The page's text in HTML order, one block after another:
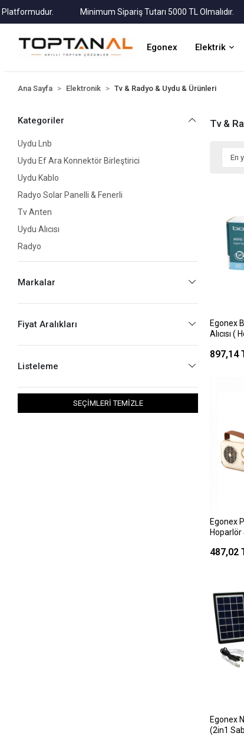
Minimum Sipariş Tutarı 5000 TL Olmalıdır.
Egonex Elektrik
Ana Sayfa Elektronik Tv & Radyo & Uydu & Ürünleri
Kategoriler
Uydu Lnb
Uydu Ef Ara Konnektör Birleştirici
Uydu Kablo
Radyo Solar Panelli & Fenerli
Tv Anten
Uydu Alıcısı
Radyo
Markalar
Fiyat Aralıkları
Listeleme
SEÇİMLERİ TEMİZLE
Tv &
Egonex
Alıcısı (
897,14
Egonex
Hoparlör
(usb &
487,02
Egonex
(2in1